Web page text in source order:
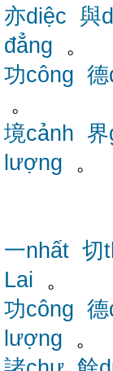
亦diệc 與
đẳng 。
功công
。
境cảnh
lượng 。
一nhất 切
Lai 。
功công
lượng 。